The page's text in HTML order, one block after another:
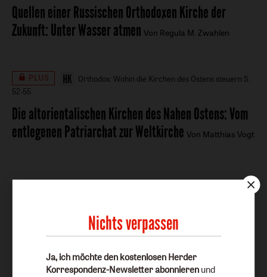
Quellen einer Russischen Orthodoxen Kirche der
Zukunft:Unter Wasser atmen Von Regula M. Zwahlen
PLUS Orthodox: Wohin die Kirchen des Ostens steuern S.
52-55
Die altorientalischen Kirchen des Nahen Ostens:Vom
entlegenen Patriarchat zur Weltkirche Von Matthias Vogt
Erschienen in
Nichts verpassen
Ja, ich möchte den kostenlosen Herder
Korrespondenz-Newsletter abonnieren und